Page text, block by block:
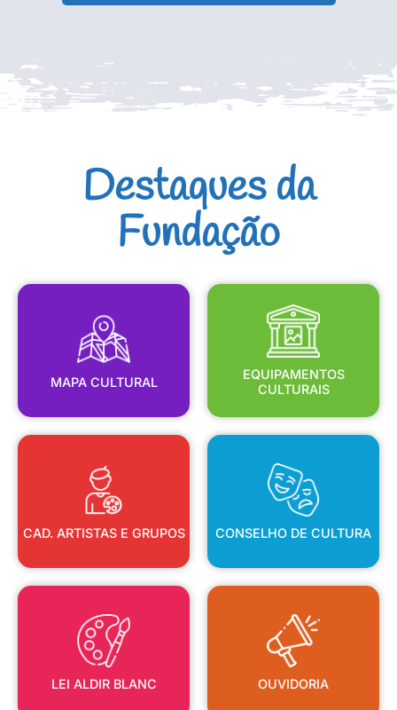
Destaques da
Fundação
MAPA CULTURAL
MAPA CULTURAL
EQUIPAMENTOS
CULTURAIS
EQUIPAMENTOS
CULTURAIS
CAD. ARTISTAS E GRUPOS
CAD. ARTISTAS E GRUPOS
CONSELHO DE CULTURA
CONSELHO DE CULTURA
LEI ALDIR BLANC
LEI ALDIR BLANC
OUVIDORIA
OUVIDORIA